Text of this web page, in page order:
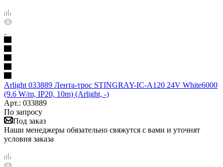
Arlight 033889 Лента-трос STINGRAY-IC-A120 24V White6000
(9.6 W/m, IP20, 10m) (Arlight, -)
Арт.: 033889
По запросу
Под заказ
Наши менеджеры обязательно свяжутся с вами и уточнят
условия заказа